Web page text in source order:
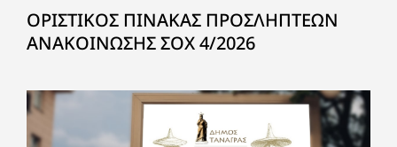
ΟΡΙΣΤΙΚΟΣ ΠΙΝΑΚΑΣ ΠΡΟΣΛΗΠΤΕΩΝ
ΑΝΑΚΟΙΝΩΣΗΣ ΣΟΧ 4/2026